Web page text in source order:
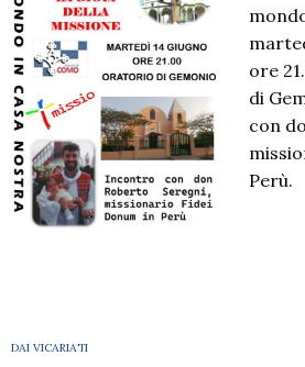
ore
di
con
Perù.
DAI VICARIATI